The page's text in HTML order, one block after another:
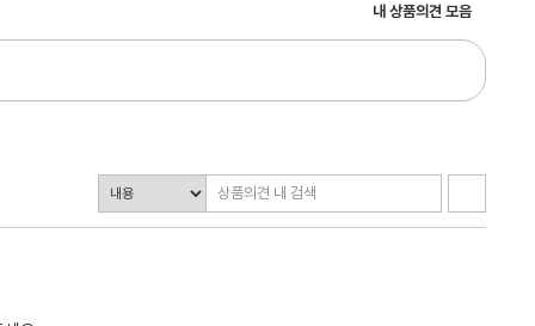
내 상품의견 모음